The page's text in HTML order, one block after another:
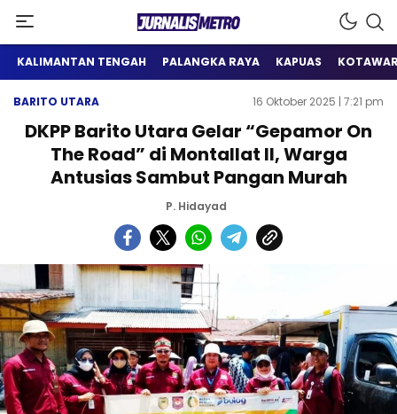
Jurnalis Metro
Satu Wadah Informasi
KALIMANTAN TENGAH PALANGKA RAYA KAPUAS
BARITO UTARA 16 Oktober 2025 | 7:21 pm
DKPP Barito Utara Gelar “Gepamor On
The Road” di Montallat II, Warga
Antusias Sambut Pangan Murah
P. Hidayad